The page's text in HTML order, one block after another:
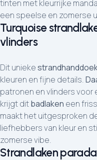
tinten met kleurrijke
een speelse en zomerse
Turquoise
vlinders
Dit unieke
kleuren en fijne details.
patronen en vlinders voor
krijgt ditbadlaken een
maakt het uitgesproken
liefhebbers van kleur en
zomerse vibe.
Strandlaken